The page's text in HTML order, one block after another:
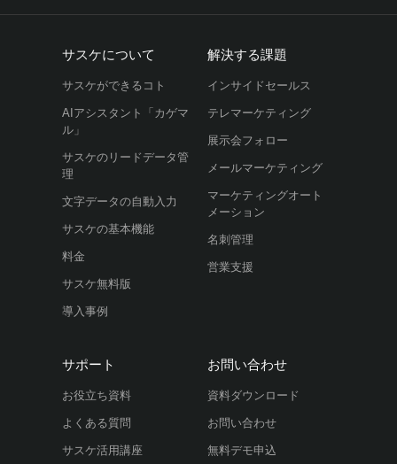
サスケについて
サスケができるコト
AIアシスタント「カゲマ
ル」
サスケのリードデータ管
理
文字データの自動入力
サスケの基本機能
料金
サスケ無料版
導入事例
解決する課題
インサイドセールス
テレマーケティング
展示会フォロー
メールマーケティング
マーケティングオート
メーション
名刺管理
営業支援
サポート
お役立ち資料
よくある質問
サスケ活用講座
お問い合わせ
資料ダウンロード
お問い合わせ
無料デモ申込